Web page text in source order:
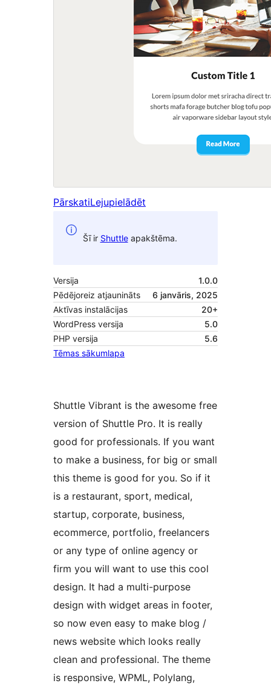
PārskatiLejupielādēt
Šī ir Shuttleapakštēma.
Versija
1.0.0
Pēdējoreiz atjaunināts
6 janvāris, 2025
Aktīvas instalācijas
20+
WordPress versija
5.0
PHP versija
5.6
Tēmas sākumlapa
Shuttle Vibrant is the awesome free
version of Shuttle Pro. It is really
good for professionals. If you want
to make a business, for big or small
this theme is good for you. So if it
is a restaurant, sport, medical,
startup, corporate, business,
ecommerce, portfolio, freelancers
or any type of online agency or
firm you will want to use this cool
design. It had a multi-purpose
design with widget areas in footer,
so now even easy to make blog /
news website which looks really
clean and professional. The theme
is responsive, WPML, Polylang,